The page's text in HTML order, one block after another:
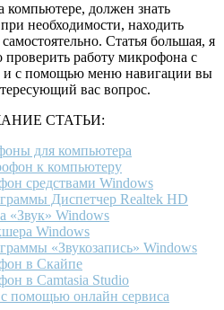
должен знать
необходимости, находить
Статья большая, я
работу микрофона с
с помощью меню навигации вы
вас вопрос.
СТАТЬИ:
для компьютера
к компьютеру
средствами Windows
Диспетчер Realtek HD
Windows
Windows
«Звукозапись» Windows
в Скайпе
в Camtasia Studio
помощью онлайн сервиса